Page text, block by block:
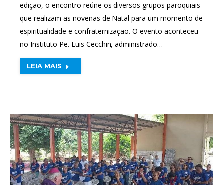
edição, o encontro reúne os diversos grupos paroquiais
que realizam as novenas de Natal para um momento de
espiritualidade e confraternização. O evento aconteceu
no Instituto Pe. Luis Cecchin, administrado…
LEIA MAIS